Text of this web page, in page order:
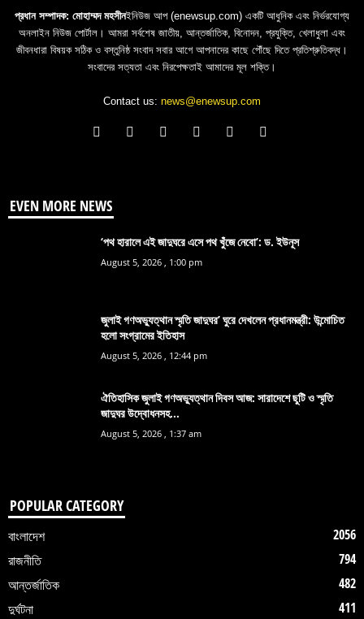
প্রধান সম্পাদক: মোহাম্মদ মহসীনইনিউজ আপ (enewsup.com) একটি আধুনিক এবং নির্ভরযোগ্য
অনলাইন নিউজ পোর্টাল। আমরা সর্বশেষ জাতীয়, আন্তর্জাতিক, বিনোদন, প্রযুক্তি, খেলাধুলা এবং
জীবনধারা বিষয়ক সঠিক ও বস্তুনিষ্ঠ সংবাদ সবার আগে আপনাদের কাছে পৌঁছে দিতে প্রতিশ্রুতিবদ্ধ।
সংবাদের সত্যতা এবং নিরপেক্ষতাই আমাদের মূল শক্তি।
Contact us: news@enewsup.com
EVEN MORE NEWS
‘পথ হারালে এই জাদুঘরে এসে পথ খুঁজে নেবো’: ড. ইউনূস
August 5, 2026 , 1:00 pm
জুলাই গণঅভ্যুত্থান স্মৃতি জাদুঘর’ ঘুরে দেখলেন প্রধানমন্ত্রী: উন্মোচিত
হলো সংগ্রামের ইতিহাস
August 5, 2026 , 12:44 pm
ঐতিহাসিক জুলাই গণঅভ্যুত্থান দিবস আজ: সারাদেশে ছুটি ও স্মৃতি
জাদুঘর উদ্বোধনসহ...
August 5, 2026 , 1:37 am
POPULAR CATEGORY
বাংলাদেশ
2056
রাজনীতি
794
আন্তর্জাতিক
482
দুর্ঘটনা
411